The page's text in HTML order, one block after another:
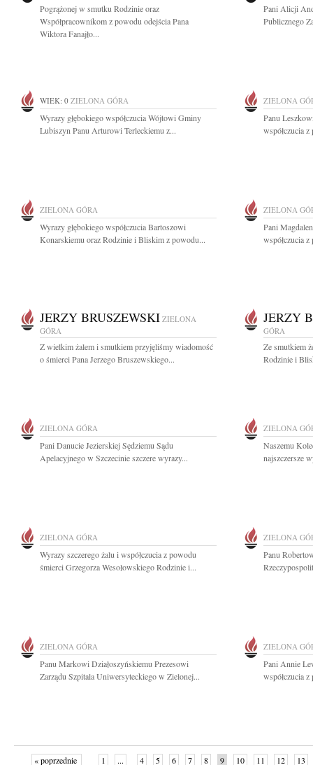
Pogrążonej w smutku Rodzinie oraz
Współpracownikom z powodu odejścia Pana
Wiktora Fanajło...
Pani Alicji
Publicznego
WIEK: 0 ZIELONA GÓRA
Wyrazy głębokiego współczucia Wójtowi Gminy
Lubiszyn Panu Arturowi Terleckiemu z...
ZIELONA
Panu
współczucia
ZIELONA GÓRA
Wyrazy głębokiego współczucia Bartoszowi
Konarskiemu oraz Rodzinie i Bliskim z powodu...
ZIELONA
Pani
współczucia
JERZY BRUSZEWSKI ZIELONA
GÓRA
Z wielkim żalem i smutkiem przyjęliśmy wiadomość
o śmierci Pana Jerzego Bruszewskiego...
JERZY
GÓRA
Ze smutkiem
Rodzinie i
ZIELONA GÓRA
Pani Danucie Jezierskiej Sędziemu Sądu
Apelacyjnego w Szczecinie szczere wyrazy...
ZIELONA
Naszemu
najszczersze
ZIELONA GÓRA
Wyrazy szczerego żalu i współczucia z powodu
śmierci Grzegorza Wesołowskiego Rodzinie i...
ZIELONA
Panu
ZIELONA GÓRA
Panu Markowi Działoszyńskiemu Prezesowi
Zarządu Szpitala Uniwersyteckiego w Zielonej...
ZIELONA
Pani Annie
współczucia
« poprzednie 1 ... 4 5 6 7 8 9 10 11 12 13